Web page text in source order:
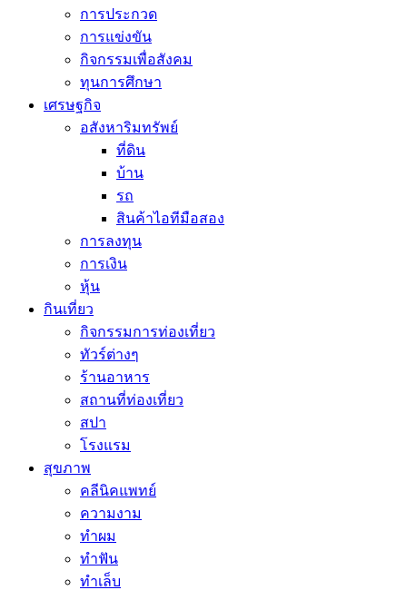
การประกวด
การแข่งขัน
กิจกรรมเพื่อสังคม
ทุนการศึกษา
เศรษฐกิจ
อสังหาริมทรัพย์
ที่ดิน
บ้าน
รถ
สินค้าไอทีมือสอง
การลงทุน
การเงิน
หุ้น
กินเที่ยว
กิจกรรมการท่องเที่ยว
ทัวร์ต่างๆ
ร้านอาหาร
สถานที่ท่องเที่ยว
สปา
โรงแรม
สุขภาพ
คลีนิคแพทย์
ความงาม
ทำผม
ทำฟัน
ทำเล็บ